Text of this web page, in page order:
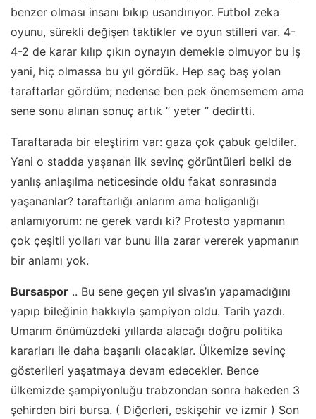
benzer olması insanı bıkıp usandırıyor. Futbol zeka
oyunu, sürekli değişen taktikler ve oyun stilleri var. 4-
4-2 de karar kılıp çıkın oynayın demekle olmuyor bu iş
yani, hiç olmassa bu yıl gördük. Hep saç baş yolan
taraftarlar gördüm; nedense ben pek önemsemem ama
sene sonu alınan sonuç artık ” yeter ” dedirtti.
Taraftarada bir eleştirim var: gaza çok çabuk geldiler.
Yani o stadda yaşanan ilk sevinç görüntüleri belki de
yanlış anlaşılma neticesinde oldu fakat sonrasında
yaşananlar? taraftarlığı anlarım ama holiganlığı
anlamıyorum: ne gerek vardı ki? Protesto yapmanın
çok çeşitli yolları var bunu illa zarar vererek yapmanın
bir anlamı yok.
Bursaspor .. Bu sene geçen yıl sivas’ın yapamadığını
yapıp bileğinin hakkıyla şampiyon oldu. Tarih yazdı.
Umarım önümüzdeki yıllarda alacağı doğru politika
kararları ile daha başarılı olacaklar. Ülkemize sevinç
gösterileri yaşatmaya devam edecekler. Bence
ülkemizde şampiyonluğu trabzondan sonra hakeden 3
şehirden biri bursa. ( Diğerleri, eskişehir ve izmir ) Son